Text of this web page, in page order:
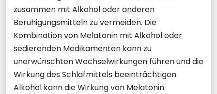
zusammen mit Alkohol oder anderen
Beruhigungsmitteln zu vermeiden. Die
Kombination von Melatonin mit Alkohol oder
sedierenden Medikamenten kann zu
unerwünschten Wechselwirkungen führen und die
Wirkung des Schlafmittels beeinträchtigen.
Alkohol kann die Wirkung von Melatonin